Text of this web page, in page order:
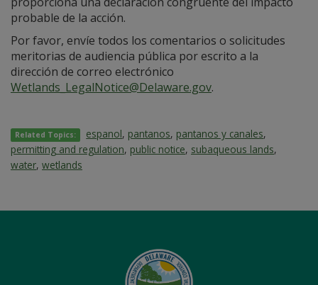
probable de la acción.
Por favor, envíe todos los comentarios o solicitudes
meritorias de audiencia pública por escrito a la
dirección de correo electrónico
Wetlands_LegalNotice@Delaware.gov.
Related Topics: espanol, pantanos, pantanos y canales,
permitting and regulation, public notice, subaqueous lands,
water, wetlands